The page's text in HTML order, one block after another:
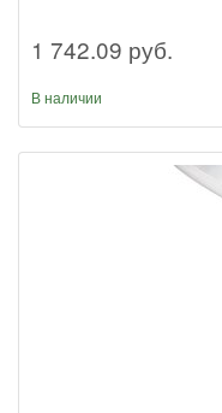
1 742.09 руб.
В наличии